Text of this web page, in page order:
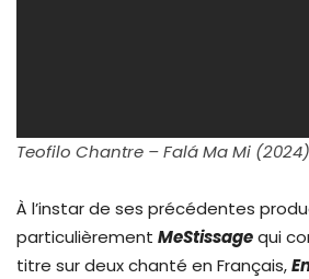
Teofilo Chantre –Falá Ma Mi (2024)
À l’instar de ses précédentes
particulièrement MeStissagequi
titre sur deux chanté en Français,